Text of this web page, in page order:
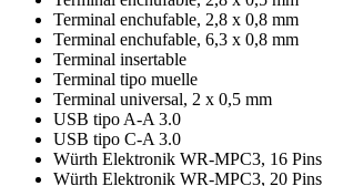
Terminal enchufable, 2,8 x 0,8 mm
Terminal enchufable, 6,3 x 0,8 mm
Terminal insertable
Terminal tipo muelle
Terminal universal, 2 x 0,5 mm
USB tipo A-A 3.0
USB tipo C-A 3.0
Würth Elektronik WR-MPC3, 16 Pins
Würth Elektronik WR-MPC3, 20 Pins